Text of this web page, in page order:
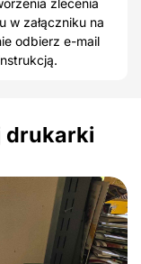
w załączniku na
odbierz e-mail
drukarki